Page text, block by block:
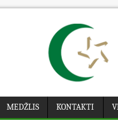
MEDŽLIS KONTAKTI